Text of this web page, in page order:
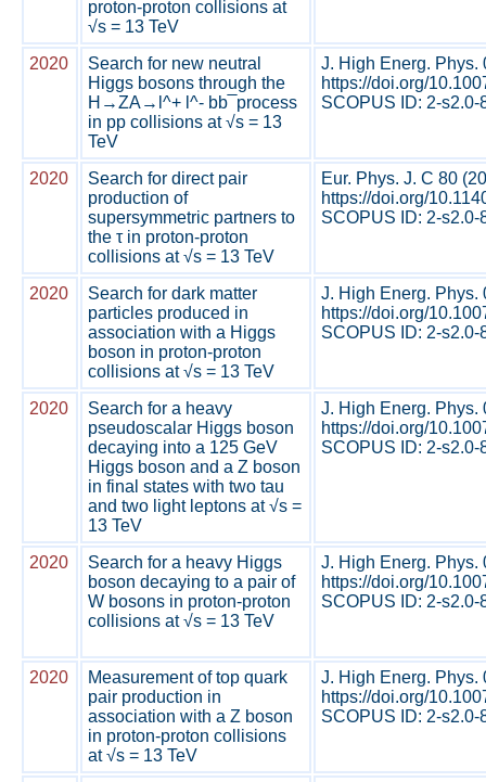
proton-proton collisions at
√s = 13 TeV
2020
Search for new neutral
Higgs bosons through the
H→ZA→l^+ l^- bb ̅ process
in pp collisions at √s = 13
TeV
J. High Energ. Phys.
https://doi.org/
SCOPUS ID: 2-s2.0-
2020
Search for direct pair
production of
supersymmetric partners to
the τ in proton-proton
collisions at √s = 13 TeV
Eur. Phys. J. C 80
https://doi.org/
SCOPUS ID: 2-s2.0-
2020
Search for dark matter
particles produced in
association with a Higgs
boson in proton-proton
collisions at √s = 13 TeV
J. High Energ. Phys.
https://doi.org/
SCOPUS ID: 2-s2.0-
2020
Search for a heavy
pseudoscalar Higgs boson
decaying into a 125 GeV
Higgs boson and a Z boson
in final states with two tau
and two light leptons at √s =
13 TeV
J. High Energ. Phys.
https://doi.org/
SCOPUS ID: 2-s2.0-
2020
Search for a heavy Higgs
boson decaying to a pair of
W bosons in proton-proton
collisions at √s = 13 TeV
J. High Energ. Phys.
https://doi.org/
SCOPUS ID: 2-s2.0-
2020
Measurement of top quark
pair production in
association with a Z boson
in proton-proton collisions
at √s = 13 TeV
J. High Energ. Phys.
https://doi.org/
SCOPUS ID: 2-s2.0-